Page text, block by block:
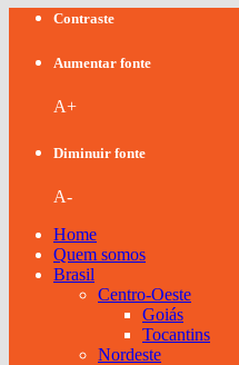
Contraste
Aumentar fonte
A+
Diminuir fonte
A-
Home
Quem somos
Brasil
Centro-Oeste
Goiás
Tocantins
Nordeste